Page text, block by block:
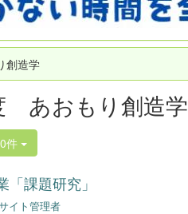
創造学
あおもり創造学
件
課題研究」
イト管理者